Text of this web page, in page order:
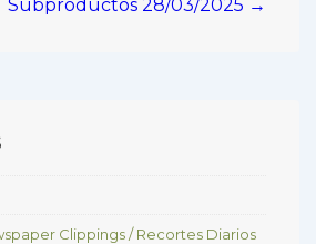
Subproductos 28/03/2025 →
Clippings / Recortes Diarios